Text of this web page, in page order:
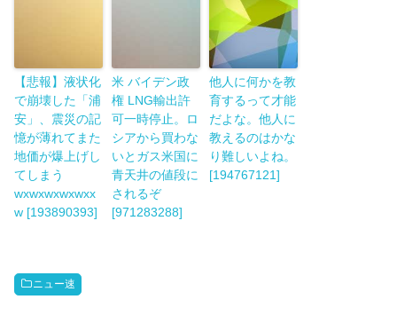
【悲報】液状化
で崩壊した「浦
安」、震災の記
憶が薄れてまた
地価が爆上げし
てしまう
wxwxwxwxwxx
w [193890393]
米 バイデン政
権 LNG輸出許
可一時停止。ロ
シアから買わな
いとガス米国に
青天井の値段に
されるぞ
[971283288]
他人に何かを教
育するって才能
だよな。他人に
教えるのはかな
り難しいよね。
[194767121]
ニュー速